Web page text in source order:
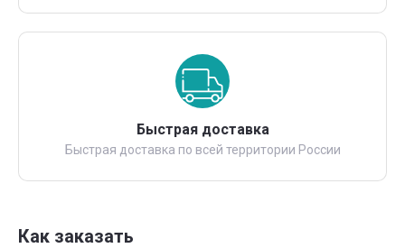
Быстрая доставка
Быстрая доставка по всей территории России
Как заказать